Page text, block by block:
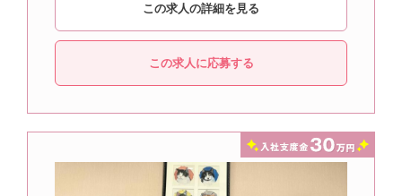
この求人の詳細を見る
この求人に応募する